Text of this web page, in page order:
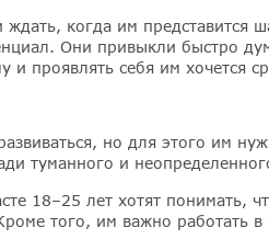
когда им представится
Они привыкли быстро
и проявлять себя им хочется
но для этого им
туманного и
18–25 лет хотят понимать,
того, им важно работать